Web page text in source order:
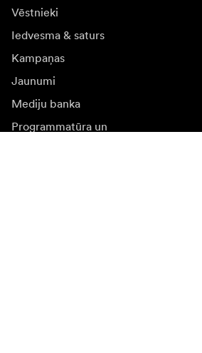
Vēstnieki
Iedvesma & saturs
Kampaņas
Jaunumi
Mediju banka
Programmatūra un